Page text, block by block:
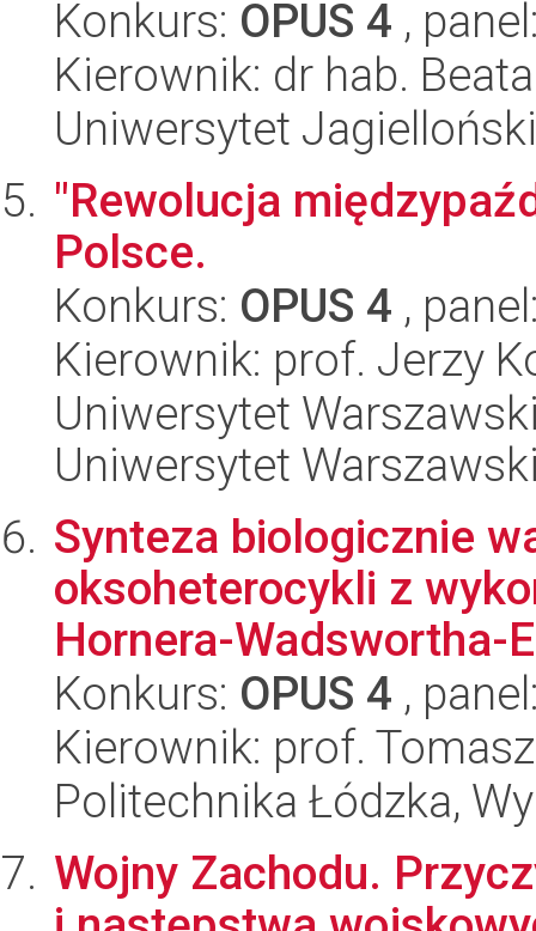
Konkurs: OPUS 4 ,
Kierownik: dr hab.
Uniwersytet
"Rewolucja
Polsce.
Konkurs: OPUS 4 ,
Kierownik: prof. Jerzy
Uniwersytet
Uniwersytet
Synteza biologicznie
oksoheterocykli z
Hornera-Wadswortha-
Konkurs: OPUS 4 ,
Kierownik: prof.
Politechnika Łódzka,
Wojny Zachodu.